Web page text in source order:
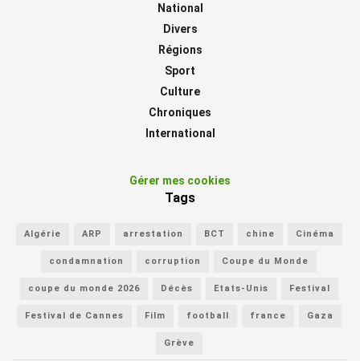
National
Divers
Régions
Sport
Culture
Chroniques
International
Gérer mes cookies
Tags
Algérie ARP arrestation BCT chine Cinéma
condamnation corruption Coupe du Monde
coupe du monde 2026 Décès Etats-Unis Festival
Festival de Cannes Film football france Gaza
Grève